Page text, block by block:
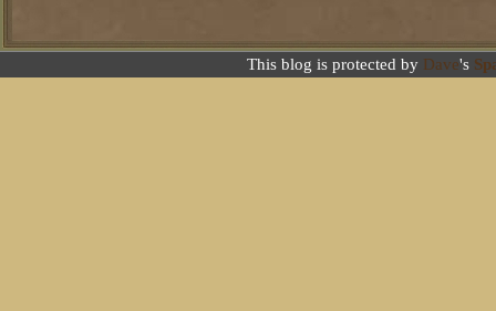
This blog is protected by Dave's